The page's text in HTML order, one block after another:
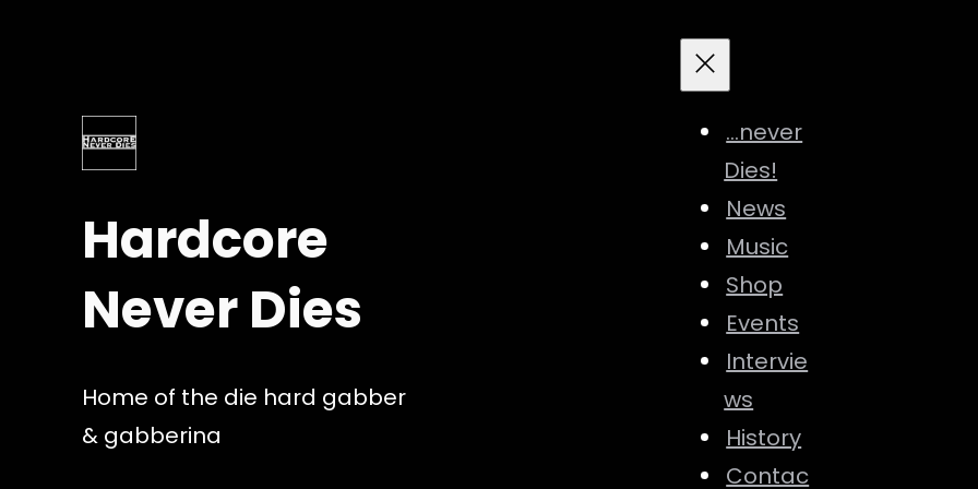
Hardcore
Never Dies
Home of the die hard gabber
& gabberina
…never
Dies!
News
Music
Shop
Events
Intervie
ws
History
Contac